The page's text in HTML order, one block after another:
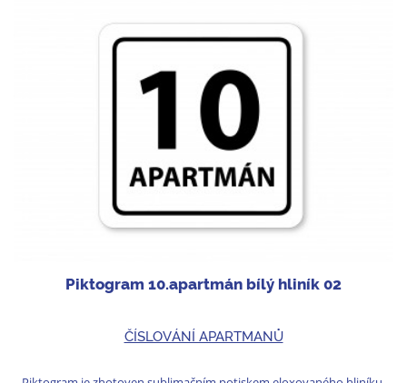
Piktogram 10.apartmán bílý hliník 02
ČÍSLOVÁNÍ APARTMANŮ